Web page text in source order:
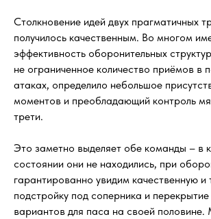
Столкновение идей двух прагматичных
получилось качественным. Во многом
эффективность оборонительных
не ограниченное количество приёмов в
атаках, определило небольшое
моментов и преобладающий контроль
трети.
Это заметно выделяет обе команды – в
состоянии они не находились, при
гарантированно увидим качественную и
подстройку под соперника и
вариантов для паса на своей половине.